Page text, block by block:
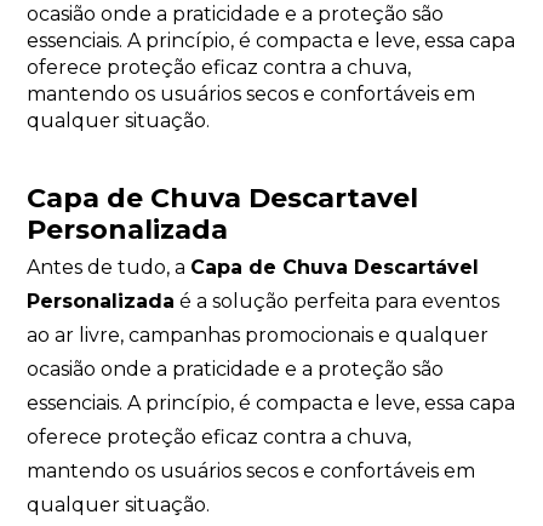
ocasião onde a praticidade e a proteção são
essenciais. A princípio, é compacta e leve, essa capa
oferece proteção eficaz contra a chuva,
mantendo os usuários secos e confortáveis em
qualquer situação.
Capa de Chuva Descartavel
Personalizada
Antes de tudo, a Capa de Chuva Descartável
Personalizada é a solução perfeita para eventos
ao ar livre, campanhas promocionais e qualquer
ocasião onde a praticidade e a proteção são
essenciais. A princípio, é compacta e leve, essa capa
oferece proteção eficaz contra a chuva,
mantendo os usuários secos e confortáveis em
qualquer situação.